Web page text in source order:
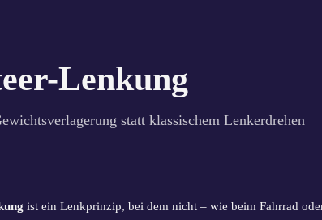
Lenkung
statt klassischem Lenkerdrehen
ist ein Lenkprinzip, bei dem nicht – wie beim Fahrrad